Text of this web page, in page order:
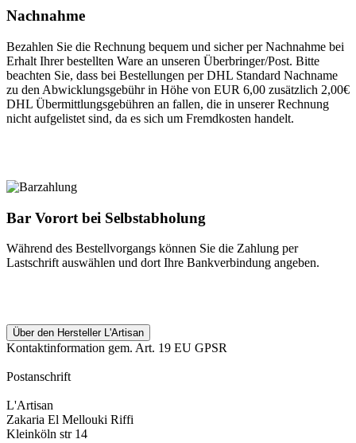
Nachnahme
Bezahlen Sie die Rechnung bequem und sicher per Nachnahme bei
Erhalt Ihrer bestellten Ware an unseren Überbringer/Post. Bitte
beachten Sie, dass bei Bestellungen per DHL Standard Nachname
zu den Abwicklungsgebühr in Höhe von EUR 6,00 zusätzlich 2,00€
DHL Übermittlungsgebühren an fallen, die in unserer Rechnung
nicht aufgelistet sind, da es sich um Fremdkosten handelt.
Bar Vorort bei Selbstabholung
Während des Bestellvorgangs können Sie die Zahlung per
Lastschrift auswählen und dort Ihre Bankverbindung angeben.
Über den Hersteller L'Artisan
Kontaktinformation gem. Art. 19 EU GPSR
Postanschrift
L'Artisan
Zakaria El Mellouki Riffi
Kleinköln str 14